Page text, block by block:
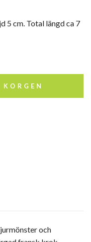
5 cm. Total längd ca 7
och